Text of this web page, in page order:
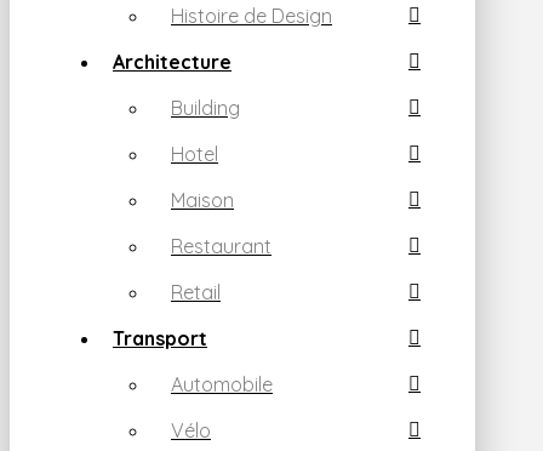
Histoire de Design
Architecture
Building
Hotel
Maison
Restaurant
Retail
Transport
Automobile
Vélo